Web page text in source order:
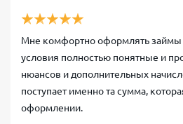
Мне комфортно оформлять займы
условия полностью понятные и
нюансов и дополнительных
поступает именно та сумма,
оформлении.